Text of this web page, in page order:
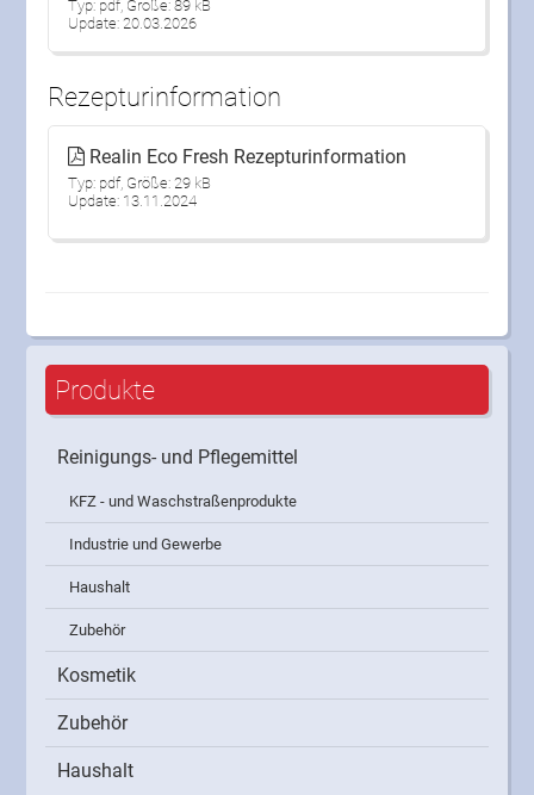
Typ: pdf, Größe: 89 kB
Update: 20.03.2026
Rezepturinformation
Realin Eco Fresh Rezepturinformation
Typ: pdf, Größe: 29 kB
Update: 13.11.2024
Produkte
Reinigungs- und Pflegemittel
KFZ - und Waschstraßenprodukte
Industrie und Gewerbe
Haushalt
Zubehör
Kosmetik
Zubehör
Haushalt